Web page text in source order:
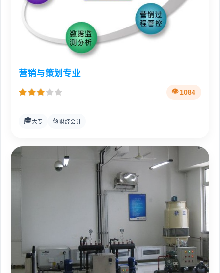
营销与策划专业
1084
🎓大专 📂 财经会计